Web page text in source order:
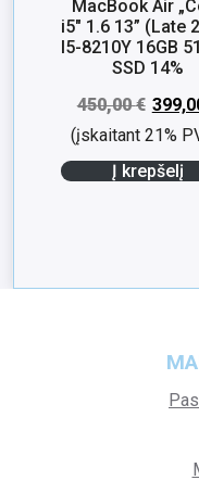
MacBook Air
i5″ 1.6 13” (Late
I5-8210Y 16GB
SSD 14%
450,00€
(įskaitant 21%
Į krepšelį